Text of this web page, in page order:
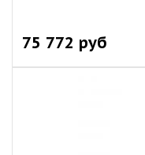
75 772 руб